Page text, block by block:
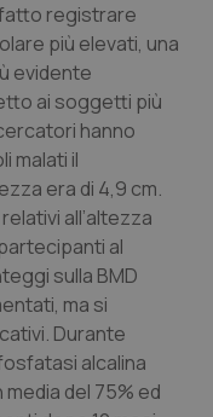
Ulcerosa
registrare
più elevati, una
evidente
ai soggetti più
hanno
malati il
era di 4,9 cm.
all’altezza
al
sulla BMD
ma si
Durante
alcalina
del 75% ed